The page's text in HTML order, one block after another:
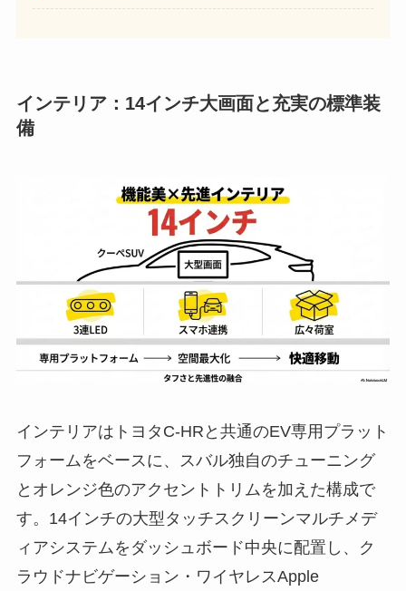
インテリア：14インチ大画面と充実の標準装
備
インテリアはトヨタC-HRと共通のEV専用プラット
フォームをベースに、スバル独自のチューニング
とオレンジ色のアクセントトリムを加えた構成で
す。14インチの大型タッチスクリーンマルチメデ
ィアシステムをダッシュボード中央に配置し、ク
ラウドナビゲーション・ワイヤレスApple